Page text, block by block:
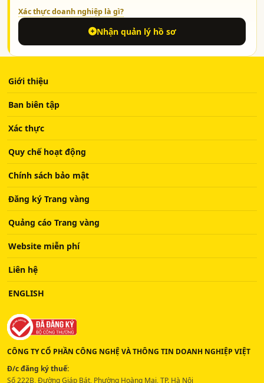
Xác thực doanh nghiệp là gì?
Nhận quản lý hồ sơ
Giới thiệu
Ban biên tập
Xác thực
Quy chế hoạt động
Chính sách bảo mật
Đăng ký Trang vàng
Quảng cáo Trang vàng
Website miễn phí
Liên hệ
ENGLISH
CÔNG TY CỔ PHẦN CÔNG NGHỆ VÀ THÔNG TIN DOANH NGHIỆP VIỆT
Đ/c đăng ký thuế:
Số 222B, Đường Giáp Bát, Phường Hoàng Mai, TP. Hà Nội